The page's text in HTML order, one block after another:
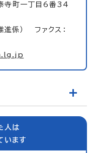
町一丁目6番34
係） ファクス：
人は
います